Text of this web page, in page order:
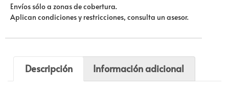
Envíos sólo a zonas de cobertura.
Aplican condiciones y restricciones, consulta un asesor.
Descripción Información adicional